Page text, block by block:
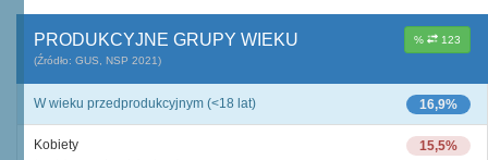
% 123
PRODUKCYJNE GRUPY WIEKU
(Źródło: GUS, NSP 2021)
16,9%
W wieku przedprodukcyjnym (<18 lat)
15,5%
Kobiety